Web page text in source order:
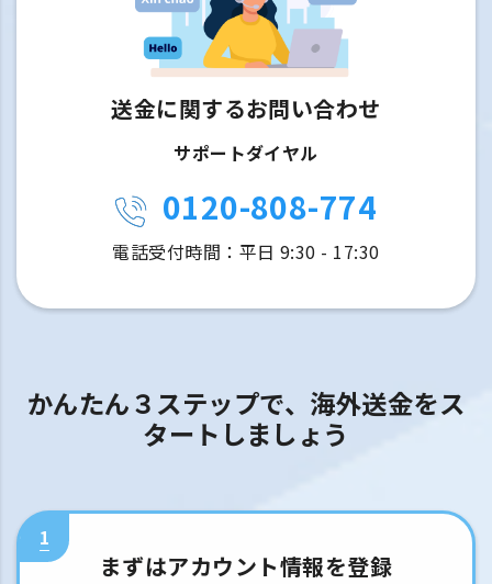
送金に関するお問い合わせ
サポートダイヤル
0120-808-774
電話受付時間：平日 9:30 - 17:30
かんたん３ステップで、海外送金をス
タートしましょう
1
まずはアカウント情報を登録